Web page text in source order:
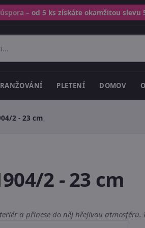
– od 5 ks získáte okamžitou slevu
PLETENÍ DOMOV
2 - 23 cm
2 - 23 cm
a přinese do něj hřejivou